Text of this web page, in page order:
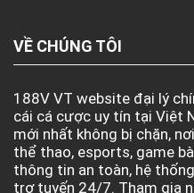
VỀ CHÚNG TÔI
188V VT website đại lý
cái cá cược uy tín tại Việt
mới nhất không bị chặn,
thể thao, esports, game
thông tin an toàn, hệ
trợ tuyến 24/7. Tham gia